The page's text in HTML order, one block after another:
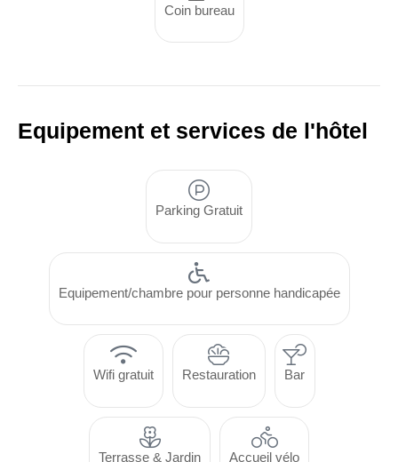
Coin bureau
Equipement et services de l'hôtel
Parking Gratuit
Equipement/chambre pour personne handicapée
Wifi gratuit Restauration Bar
Terrasse & Jardin Accueil vélo